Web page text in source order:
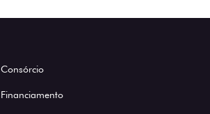
Consórcio
Financiamento